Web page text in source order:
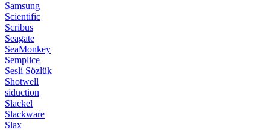
Samsung
Scientific
Scribus
Seagate
SeaMonkey
Semplice
Sesli Sözlük
Shotwell
siduction
Slackel
Slackware
Slax